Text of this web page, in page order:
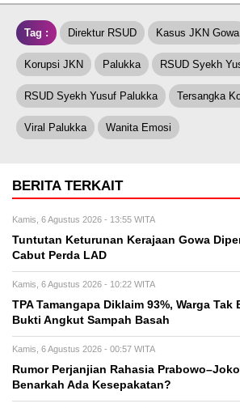
Tag : Direktur RSUD Kasus JKN Gowa
Korupsi JKN Palukka RSUD Syekh
RSUD Syekh Yusuf Palukka Tersangka
Viral Palukka Wanita Emosi
BERITA TERKAIT
Kamis, 6 Agustus 2026 - 13:55 WITA
Tuntutan Keturunan Kerajaan Gowa
Cabut Perda LAD
Kamis, 6 Agustus 2026 - 10:22 WITA
TPA Tamangapa Diklaim 93%, Warga
Bukti Angkut Sampah Basah
Kamis, 6 Agustus 2026 - 00:57 WITA
Rumor Perjanjian Rahasia
Benarkah Ada Kesepakatan?